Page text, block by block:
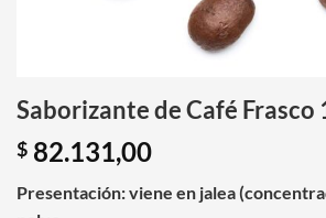
Saborizante de Café Frasco
$ 82.131,00
Presentación: viene en jalea